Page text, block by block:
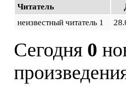
Читатель
неизвестный читатель 1
Сегодня 0